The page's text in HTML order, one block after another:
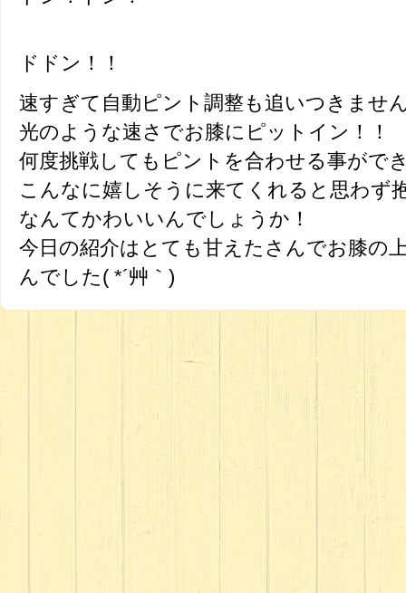
ドドン！！
速すぎて自動ピント調整も追いつきません
光のような速さでお膝にピットイン！！
何度挑戦してもピントを合わせる事がで
こんなに嬉しそうに来てくれると思わず
なんてかわいいんでしょうか！
今日の紹介はとても甘えたさんでお膝の
んでした( *´艸｀)